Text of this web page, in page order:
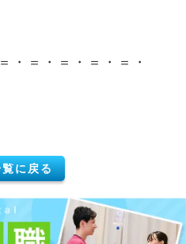
・＝・＝・＝・＝・
に戻る